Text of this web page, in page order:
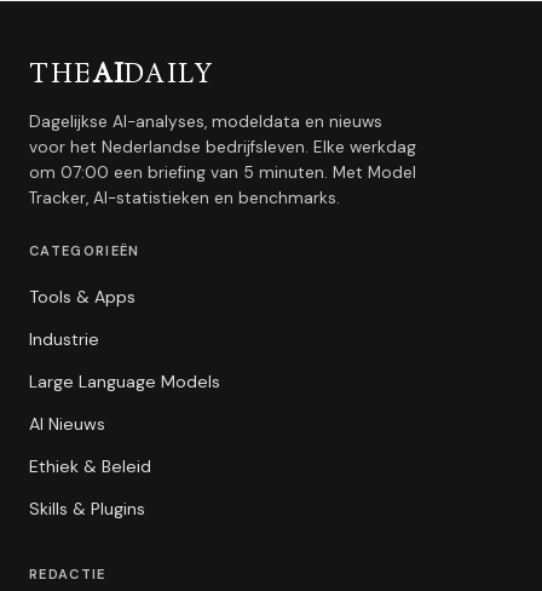
THEAIDAILY
Dagelijkse AI-analyses, modeldata en nieuws
voor het Nederlandse bedrijfsleven. Elke werkdag
om 07:00 een briefing van 5 minuten. Met Model
Tracker, AI-statistieken en benchmarks.
CATEGORIEËN
Tools & Apps
Industrie
Large Language Models
AI Nieuws
Ethiek & Beleid
Skills & Plugins
REDACTIE